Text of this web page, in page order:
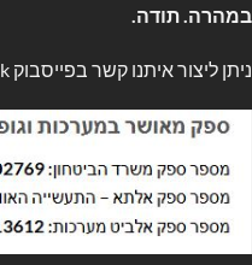
במהרה. תודה.
ניתן ליצור איתנו קשר בפייסבוק